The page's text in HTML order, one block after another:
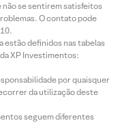
se sentirem satisfeitos
O contato pode
estão definidos nas tabelas
XP Investimentos:
por quaisquer
da utilização deste
seguem diferentes